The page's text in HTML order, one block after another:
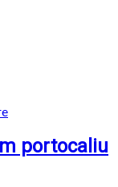
portocaliu